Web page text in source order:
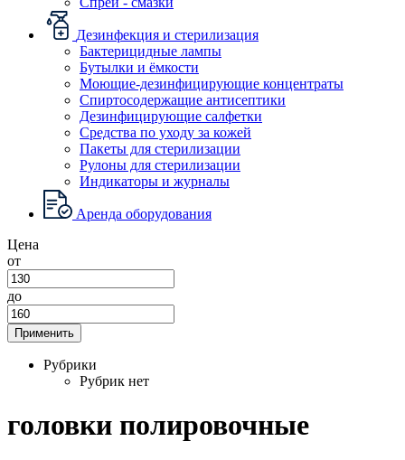
Дезинфекция и стерилизация
Бактерицидные лампы
Бутылки и ёмкости
Моющие-дезинфицирующие концентраты
Спиртосодержащие антисептики
Дезинфицирующие салфетки
Средства по уходу за кожей
Пакеты для стерилизации
Рулоны для стерилизации
Индикаторы и журналы
Аренда оборудования
Цена
от
до
Применить
Рубрики
Рубрик нет
головки полировочные